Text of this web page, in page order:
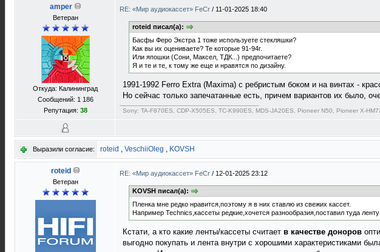
amper
Ветеран
Откуда: Калининград
Сообщений: 1 186
Репутация: 38
RE: «Мир аудиокассет» FeCr / 11-01-2025 18:40
roteid писал(а):
Басфы Феро Экстра 1 тоже используете стекляшки?
Как вы их оцениваете? Те которые 91-94г.
Или япошки (Сони, Максел, ТДК...) предпочитаете?
Я и те и те, к тому же еще и нравятся по дизайну.
1991-1992 Ferro Extra (Maxima) с ребристым боком и на винтах -
Но сейчас только запечатанные есть, причем вариантов их было,
Sony: TA-F870ES, CDP-X505ES, TC-K990ES, MDS-JA20ES, Pioneer N50, Pioneer X-
Выразили согласие: roteid , VeschiiOleg , KOVSH
roteid
Ветеран
RE: «Мир аудиокассет» FeCr / 12-01-2025 23:12
KOVSH писал(а):
Пленка мне редко нравится,поэтому я в них ставлю из свежих кассет.
Например Technics,кассеты редкие,хочется разнообразия,поставил туда
Кстати, а кто какие ленты/кассеты считает в качестве доноров
выгодно покупать и лента внутри с хорошими характеристиками